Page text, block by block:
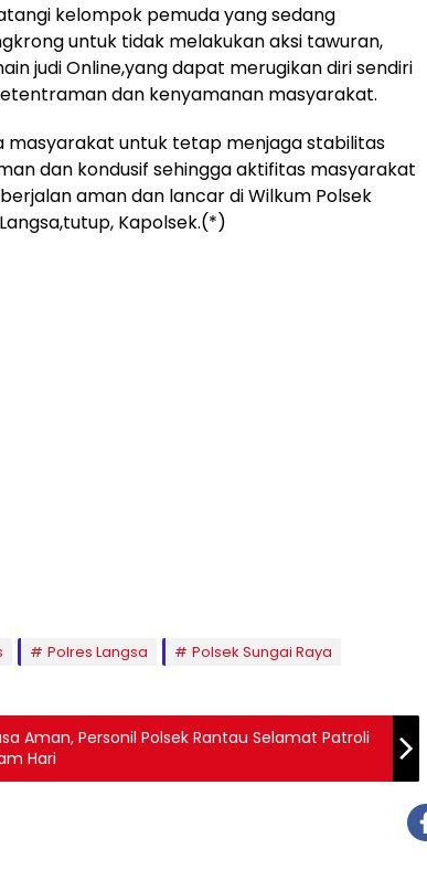
kelompok pemuda yang sedang
untuk tidak melakukan aksi tawuran,
judi Online,yang dapat merugikan diri sendiri
dan kenyamanan masyarakat.
masyarakat untuk tetap menjaga stabilitas
dan kondusif sehingga aktifitas masyarakat
aman dan lancar di Wilkum Polsek
Kapolsek.(*)
Polres Langsa
Polsek Sungai Raya
Aman, Personil Polsek Rantau Selamat Patroli
Hari